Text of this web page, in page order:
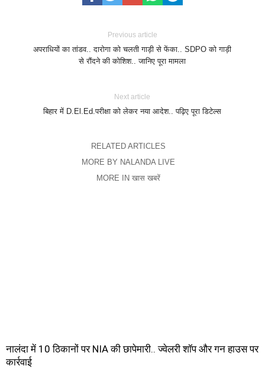
Previous article
अपराधियों का तांडव.. दारोगा को चलती गाड़ी से फेंका.. SDPO को गाड़ी
से रौंदने की कोशिश.. जानिए पूरा मामला
Next article
बिहार में D.El.Ed.परीक्षा को लेकर नया आदेश.. पढ़िए पूरा डिटेल्स
RELATED ARTICLES
MORE BY NALANDA LIVE
MORE IN खास खबरें
नालंदा में 10 ठिकानों पर NIA की छापेमारी.. ज्वेलरी शॉप और गन हाउस पर
कार्रवाई